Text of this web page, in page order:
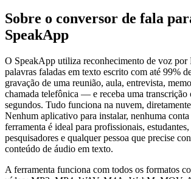
Sobre o conversor de fala
SpeakApp
O SpeakApp utiliza reconhecimento de voz por
palavras faladas em texto escrito com até 99%
gravação de uma reunião, aula, entrevista,
chamada telefônica — e receba uma transcrição
segundos. Tudo funciona na nuvem,
Nenhum aplicativo para instalar, nenhuma conta
ferramenta é ideal para profissionais,
pesquisadores e qualquer pessoa que precise
conteúdo de áudio em texto.
A ferramenta funciona com todos os formatos